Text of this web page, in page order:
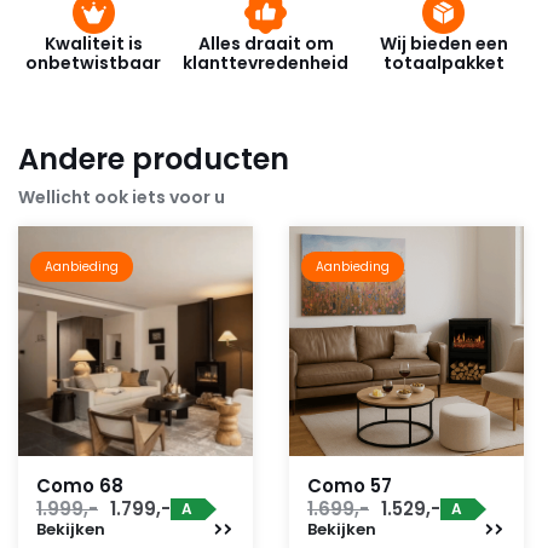
Kwaliteit is
onbetwistbaar
Alles draait om
klanttevredenheid
Wij bieden een
totaalpakket
Andere producten
Wellicht ook iets voor u
Aanbieding
Como 68
1.999,- Oorspronkelijke
prijs
1.799,- Huidige
A
Bekijken
Aanbieding
Como 57
1.699,- Oorspronkelijke
prijs
1.529,- Huidige
A
Bekijken